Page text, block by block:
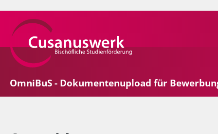
OmniBuS - Dokumentenupload für